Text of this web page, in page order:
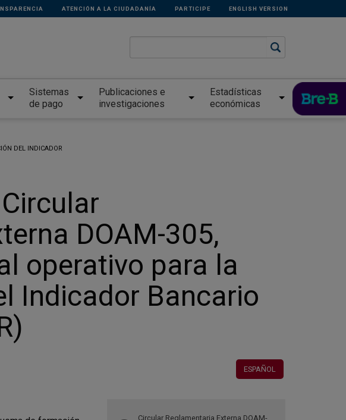
ATENCIÓN A LA CIUDADANÍA PARTICIPE ENGLISH VERSION
Sistemas
de pago
Publicaciones e
investigaciones
Estadísticas
económicas
DEL INDICADOR
DOAM-305,
operativo para la
Indicador Bancario
ESPAÑOL
Circular Reglamentaria Externa DOAM-